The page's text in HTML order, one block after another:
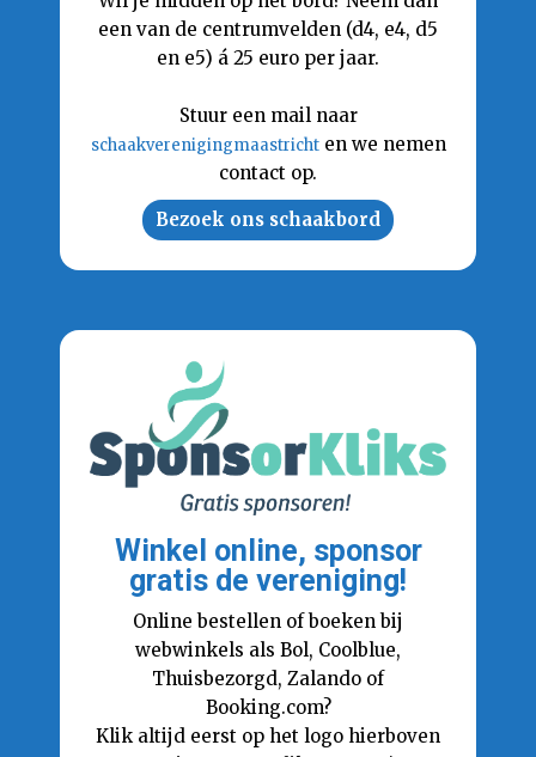
een van de centrumvelden (d4, e4, d5
en e5) á 25 euro per jaar.
Stuur een mail naar
schaakverenigingmaastrichten we nemen
contact op.
Bezoek ons schaakbord
Winkel online, sponsor
gratis de vereniging!
Online bestellen of boeken bij
webwinkels als Bol, Coolblue,
Thuisbezorgd, Zalando of
Booking.com?
Klik altijd eerst op het logo hierboven